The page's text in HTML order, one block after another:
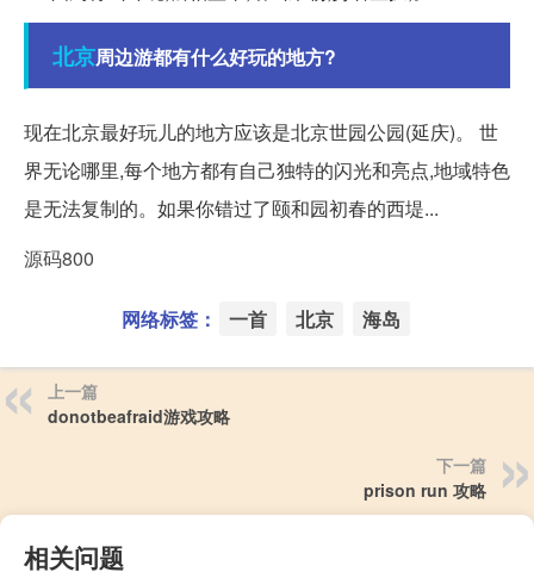
北京周边游都有什么好玩的地方?
现在北京最好玩儿的地方应该是北京世园公园(延庆)。 世
界无论哪里,每个地方都有自己独特的闪光和亮点,地域特色
是无法复制的。如果你错过了颐和园初春的西堤...
源码800
网络标签： 一首 北京 海岛
上一篇
donotbeafraid游戏攻略
下一篇
prison run 攻略
相关问题